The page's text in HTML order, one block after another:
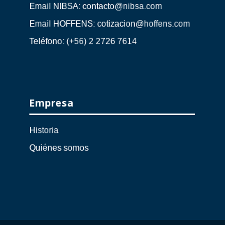
Email NIBSA: contacto@nibsa.com
Email HOFFENS: cotizacion@hoffens.com
Teléfono: (+56) 2 2726 7614
Empresa
Historia
Quiénes somos